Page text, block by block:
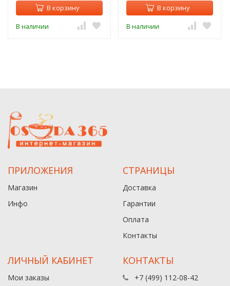
В корзину
В наличии
В корзину
В наличии
ПРИЛОЖЕНИЯ
Магазин
Инфо
СТРАНИЦЫ
Доставка
Гарантии
Оплата
Контакты
ЛИЧНЫЙ КАБИНЕТ
Мои заказы
КОНТАКТЫ
+7 (499) 112-08-42